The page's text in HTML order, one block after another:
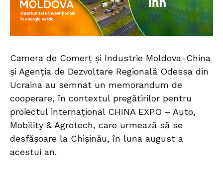
Camera de Comerț și Industrie Moldova-China
și Agenția de Dezvoltare Regională Odessa din
Ucraina au semnat un memorandum de
cooperare, în contextul pregătirilor pentru
proiectul internațional CHINA EXPO – Auto,
Mobility & Agrotech, care urmează să se
desfășoare la Chișinău, în luna august a
acestui an.